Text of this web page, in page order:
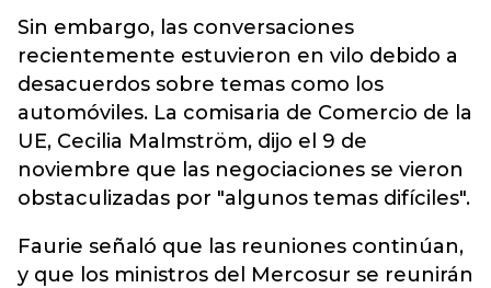
Sin embargo, las conversaciones
recientemente estuvieron en vilo debido a
desacuerdos sobre temas como los
automóviles. La comisaria de Comercio de la
UE, Cecilia Malmström, dijo el 9 de
noviembre que las negociaciones se vieron
obstaculizadas por "algunos temas difíciles".
Faurie señaló que las reuniones continúan,
y que los ministros del Mercosur se reunirán